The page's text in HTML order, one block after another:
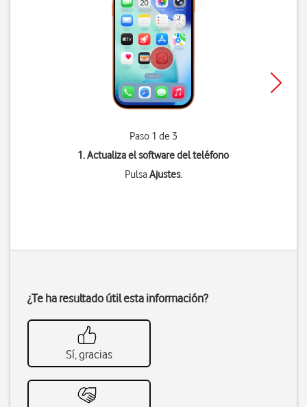
Paso 1 de 3
1. Actualiza el software del teléfono
PulsaAjustes.
¿Te ha resultado útil esta información?
Sí, gracias